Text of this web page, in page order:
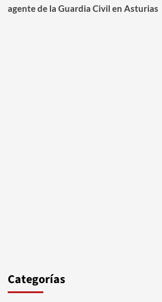
agente de la Guardia Civil en Asturias
Categorías